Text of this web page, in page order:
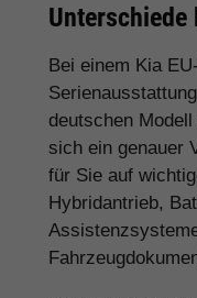
Unterschiede
Bei einem Kia
deutschen
sich ein genauer
für Sie auf
Hybridantrieb,